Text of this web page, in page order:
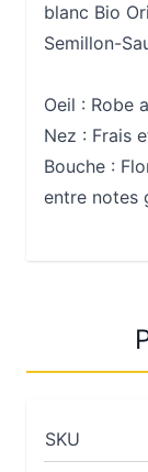
blanc Bio
Semillon-
Oeil : Robe
Nez : Frais
Bouche :
entre notes
SKU